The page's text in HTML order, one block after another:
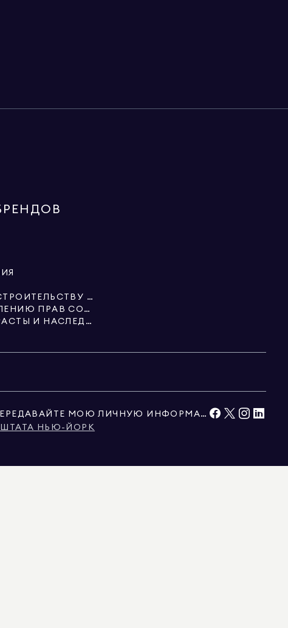
СПЕЦИАЛИСТЫ ПО СТРОИТЕЛЬСТВУ И НЕДВИЖИМОСТИ
УСЛУГИ ПО ОФОРМЛЕНИЮ ПРАВ СОБСТВЕННОСТИ
НЕДВИЖИМОСТЬ, ТРАСТЫ И НАСЛЕДСТВА
НЕ ПРОДАВАЙТЕ И НЕ ПЕРЕДАВАЙТЕ МОЮ ЛИЧНУЮ ИНФОРМАЦИЮ
НЬЮ-ЙОРК